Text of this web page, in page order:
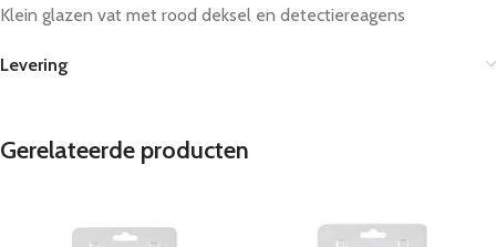
Klein glazen vat met rood deksel en detectiereagens
Levering
Gerelateerde producten